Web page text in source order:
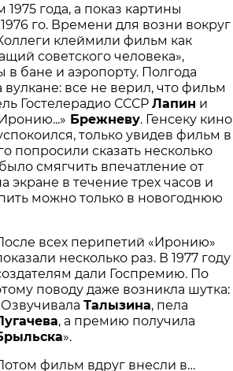
года, а показ картины
го. Времени для возни вокруг
клеймили фильм как
советского человека»,
бане и аэропорту. Полгода
все не верил, что фильм
Гостелерадио СССР Лапин и
Брежневу. Генсеку кино
только увидев фильм в
попросили сказать несколько
смягчить впечатление от
экране в течение трех часов и
можно только в новогоднюю
всех перипетий «Иронию»
несколько раз. В 1977 году
дали Госпремию. По
поводу даже возникла шутка:
Талызина, пела
, а премию получила
».
фильм вдруг внесли в…